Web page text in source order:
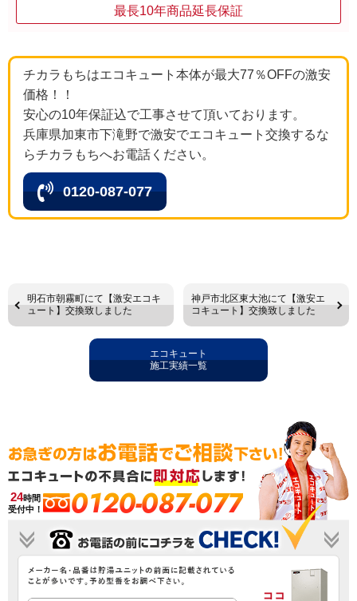
最長10年商品延長保証
チカラもちはエコキュート本体が最大77％OFFの激安
価格！！
安心の10年保証込で工事させて頂いております。
兵庫県加東市下滝野で激安でエコキュート交換するな
らチカラもちへお電話ください。
0120-087-077
明石市朝霧町にて【激安エコキ
ュート】交換致しました
神戸市北区東大池にて【激安エ
コキュート】交換致しました
エコキュート
施工実績一覧
24時間
受付中！
0120-087-077